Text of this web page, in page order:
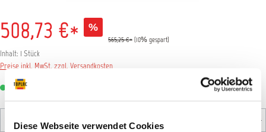
Diese Webseite verwendet Cookies
508,73 €* %
565,25 €* (10% gespart)
Inhalt: 1 Stück
Preise inkl. MwSt. zzgl. Versandkosten
Sofort verfügbar, Lieferzeit: 1-3 Tage
Produkt Anzahl: Gib den gewünschten Wert ein oder
Stück